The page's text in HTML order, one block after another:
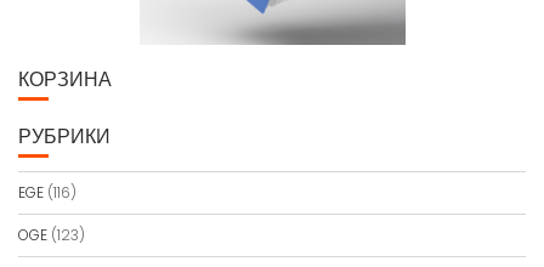
КОРЗИНА
РУБРИКИ
EGE (116)
OGE (123)